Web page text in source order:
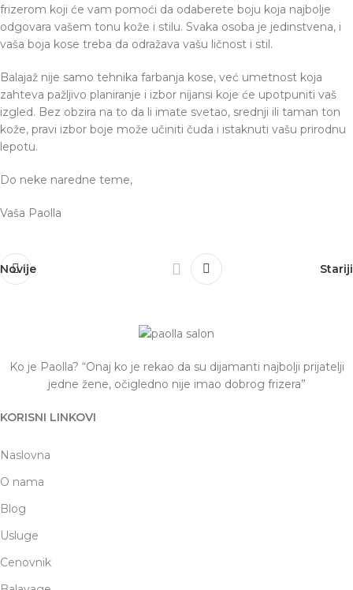
frizerom koji će vam pomoći da odaberete boju koja najbolje
odgovara vašem tonu kože i stilu. Svaka osoba je jedinstvena, i
vaša boja kose treba da odražava vašu ličnost i stil.
Balajaž nije samo tehnika farbanja kose, već umetnost koja
zahteva pažljivo planiranje i izbor nijansi koje će upotpuniti vaš
izgled. Bez obzira na to da li imate svetao, srednji ili taman ton
kože, pravi izbor boje može učiniti čuda i istaknuti vašu prirodnu
lepotu.
Do neke naredne teme,
Vaša Paolla
Novije Stariji
Ko je Paolla? “Onaj ko je rekao da su dijamanti najbolji prijatelji
jedne žene, očigledno nije imao dobrog frizera”
KORISNI LINKOVI
Naslovna
O nama
Blog
Usluge
Cenovnik